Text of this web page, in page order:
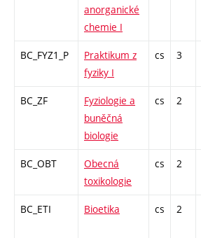
anorganické
chemie I
BC_FYZ1_P
Praktikum z
fyziky I
cs 3
BC_ZF
Fyziologie a
buněčná
biologie
cs 2
BC_OBT
Obecná
toxikologie
cs 2
BC_ETI Bioetika cs 2